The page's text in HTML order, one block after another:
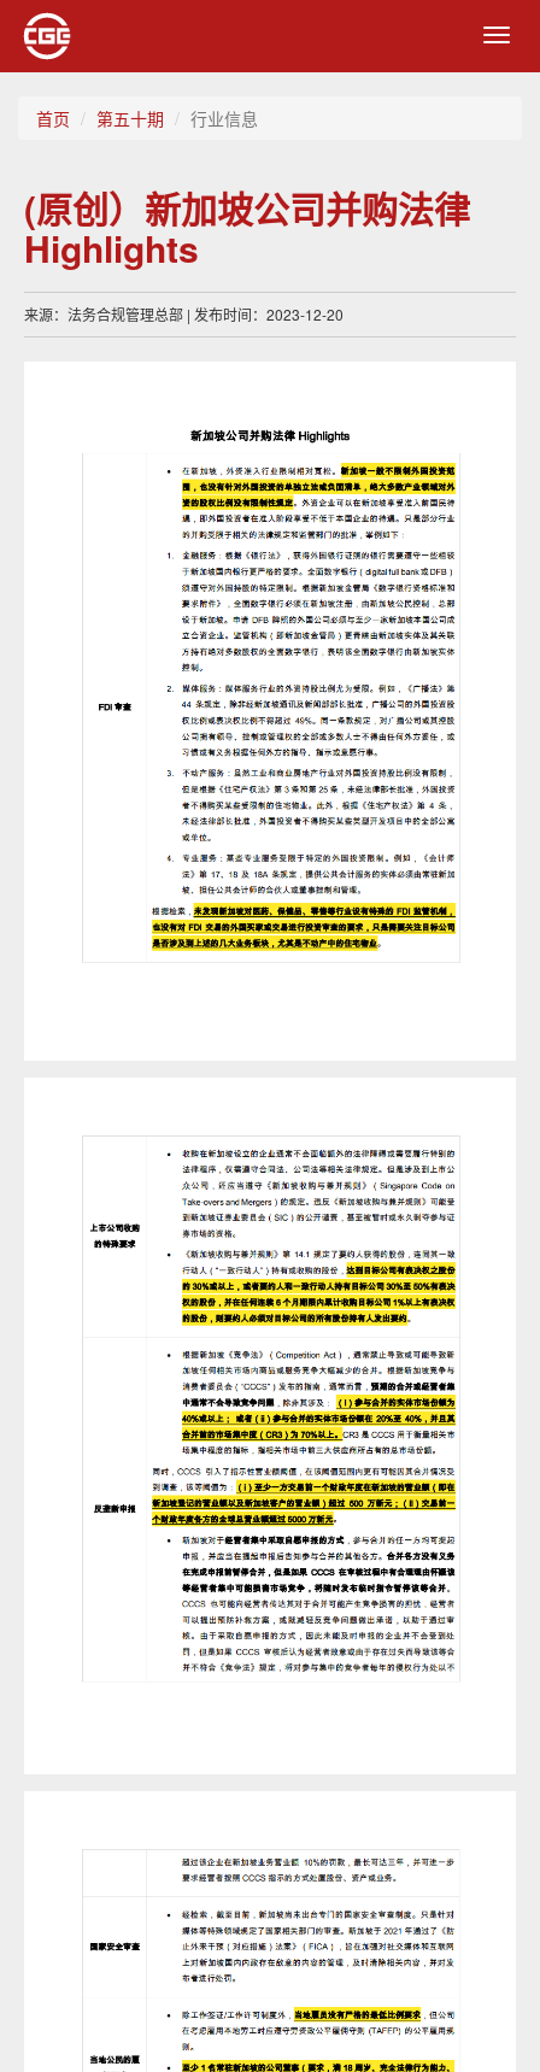
首页 第五十期 行业信息
(原创）新加坡公司并购法律
Highlights
来源：法务合规管理总部 | 发布时间：2023-12-20